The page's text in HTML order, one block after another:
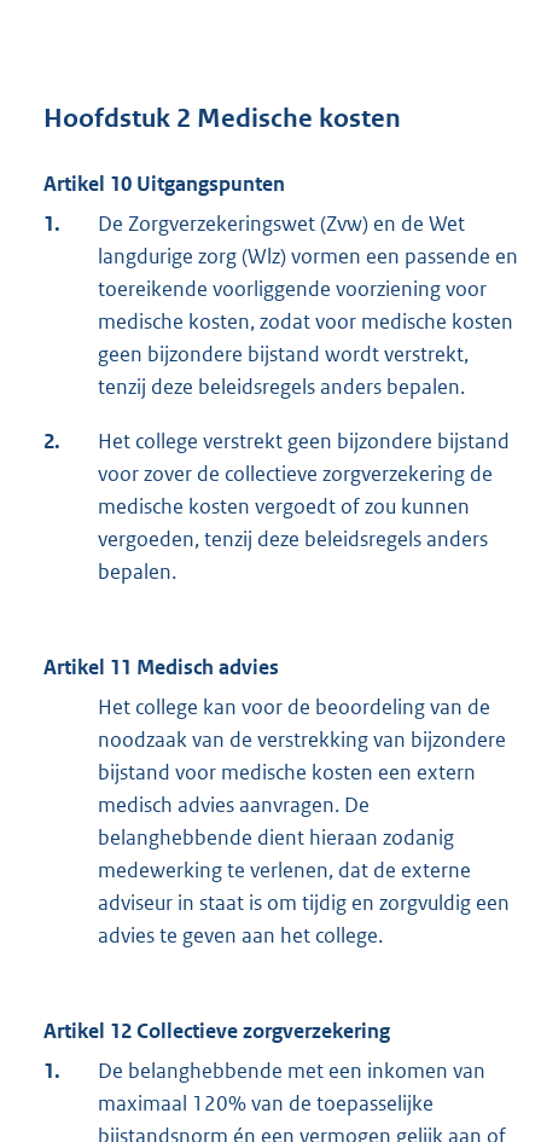
Hoofdstuk 2 Medische kosten
Artikel 10 Uitgangspunten
1.
De Zorgverzekeringswet (Zvw) en de Wet
langdurige zorg (Wlz) vormen een passende en
toereikende voorliggende voorziening voor
medische kosten, zodat voor medische kosten
geen bijzondere bijstand wordt verstrekt,
tenzij deze beleidsregels anders bepalen.
2.
Het college verstrekt geen bijzondere bijstand
voor zover de collectieve zorgverzekering de
medische kosten vergoedt of zou kunnen
vergoeden, tenzij deze beleidsregels anders
bepalen.
Artikel 11 Medisch advies
Het college kan voor de beoordeling van de
noodzaak van de verstrekking van bijzondere
bijstand voor medische kosten een extern
medisch advies aanvragen. De
belanghebbende dient hieraan zodanig
medewerking te verlenen, dat de externe
adviseur in staat is om tijdig en zorgvuldig een
advies te geven aan het college.
Artikel 12 Collectieve zorgverzekering
1.
De belanghebbende met een inkomen van
maximaal 120% van de toepasselijke
bijstandsnorm én een vermogen gelijk aan of